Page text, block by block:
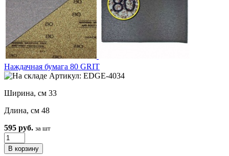
Наждачная бумага 80 GRIT
Артикул: EDGE-4034
Ширина, см 33
Длина, см 48
595 руб. за шт